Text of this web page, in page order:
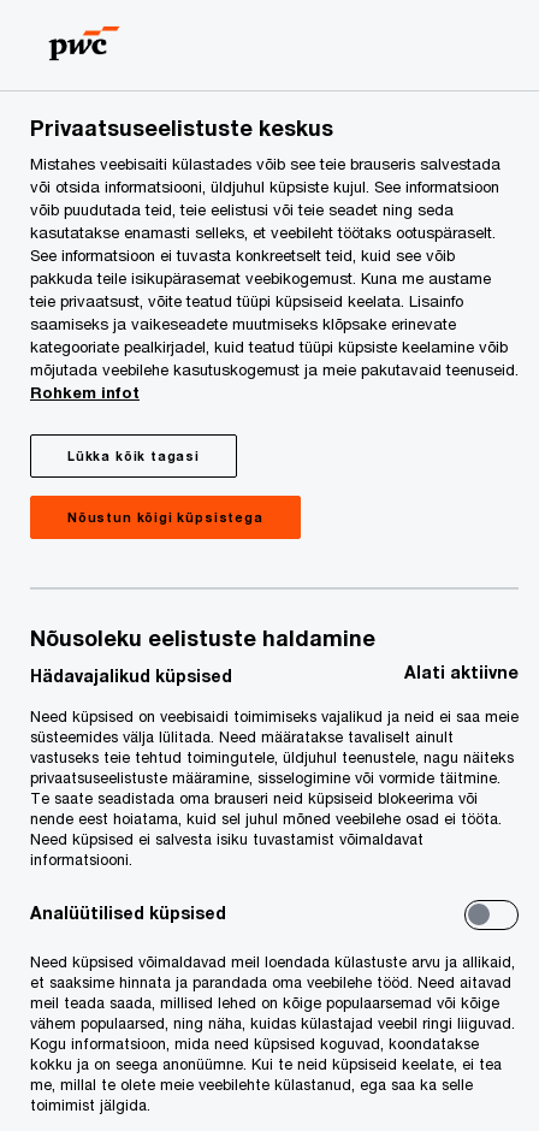
content
footer
Advokaadibüroo PwC Legal Services Meie inimesed
Berta Ly Tepaskind
berta.ly.tepaskind@pwc.com
Berta Ly on jurist, kes abistab igapäevaselt
advokaate nii äriühinguõiguse, ühinemiste ja
valdkondades. Lisaks tunneb Berta Ly erilist huvi
intellektuaalse omandi õiguse vastu.
Berta Ly on omandamas magistrikraadi Tartu
Ülikooli õigusteaduskonnas. Enne PwC-ga
liitumist töötas ta advokaadibüroos, keskendudes
Privaatsuseelistuste keskus
Mistahes veebisaiti külastades võib see teie brauseris salvestada
või otsida informatsiooni, üldjuhul küpsiste kujul. See informatsioon
võib puudutada teid, teie eelistusi või teie seadet ning seda
kasutatakse enamasti selleks, et veebileht töötaks ootuspäraselt.
See informatsioon ei tuvasta konkreetselt teid, kuid see võib
pakkuda teile isikupärasemat veebikogemust. Kuna me austame
teie privaatsust, võite teatud tüüpi küpsiseid keelata. Lisainfo
saamiseks ja vaikeseadete muutmiseks klõpsake erinevate
kategooriate pealkirjadel, kuid teatud tüüpi küpsiste keelamine võib
mõjutada veebilehe kasutuskogemust ja meie pakutavaid teenuseid.
Rohkem infot
Lükka kõik tagasi
Nõustun kõigi küpsistega
Nõusoleku eelistuste haldamine
Hädavajalikud küpsised Alati aktiivne
Need küpsised on veebisaidi toimimiseks vajalikud ja neid ei saa meie
süsteemides välja lülitada. Need määratakse tavaliselt ainult
vastuseks teie tehtud toimingutele, üldjuhul teenustele, nagu näiteks
privaatsuseelistuste määramine, sisselogimine või vormide täitmine.
Te saate seadistada oma brauseri neid küpsiseid blokeerima või
nende eest hoiatama, kuid sel juhul mõned veebilehe osad ei tööta.
Need küpsised ei salvesta isiku tuvastamist võimaldavat
informatsiooni.
Analüütilised küpsised
Need küpsised võimaldavad meil loendada külastuste arvu ja allikaid,
et saaksime hinnata ja parandada oma veebilehe tööd. Need aitavad
meil teada saada, millised lehed on kõige populaarsemad või kõige
vähem populaarsed, ning näha, kuidas külastajad veebil ringi liiguvad.
Kogu informatsioon, mida need küpsised koguvad, koondatakse
kokku ja on seega anonüümne. Kui te neid küpsiseid keelate, ei tea
me, millal te olete meie veebilehte külastanud, ega saa ka selle
toimimist jälgida.